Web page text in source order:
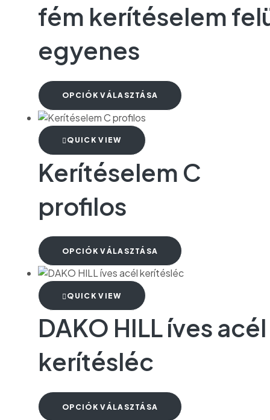
fém kerítéselem
egyenes
OPCIÓK VÁLASZTÁSA
QUICK VIEW
Kerítéselem C
profilos
OPCIÓK VÁLASZTÁSA
QUICK VIEW
DAKO HILL íves acél
kerítésléc
OPCIÓK VÁLASZTÁSA